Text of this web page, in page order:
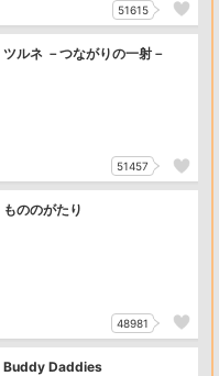
51615
ツルネ －つながりの一射－
51457
もののがたり
48981
Buddy Daddies